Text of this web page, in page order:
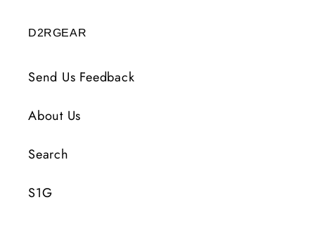
D2RGEAR
Send Us Feedback
About Us
Search
S1G